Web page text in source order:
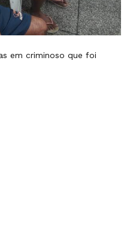
em criminoso que foi